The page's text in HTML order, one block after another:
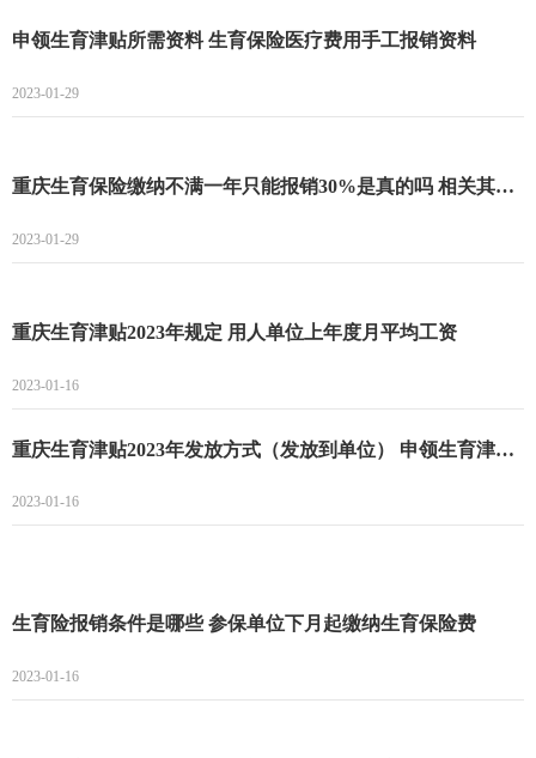
申领生育津贴所需资料 生育保险医疗费用手工报销资料
2023-01-29
重庆生育保险缴纳不满一年只能报销30%是真的吗 相关其他的规定有哪些
2023-01-29
重庆生育津贴2023年规定 用人单位上年度月平均工资
2023-01-16
重庆生育津贴2023年发放方式（发放到单位） 申领生育津贴所需资料
2023-01-16
生育险报销条件是哪些 参保单位下月起缴纳生育保险费
2023-01-16